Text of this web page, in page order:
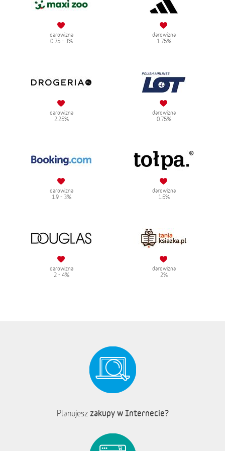
darowizna
0.75 - 3%
darowizna
1.75%
darowizna
2.25%
darowizna
0.75%
darowizna
1.9 - 3%
darowizna
1.5%
darowizna
2 - 4%
darowizna
2%
Planujesz zakupy w Internecie?